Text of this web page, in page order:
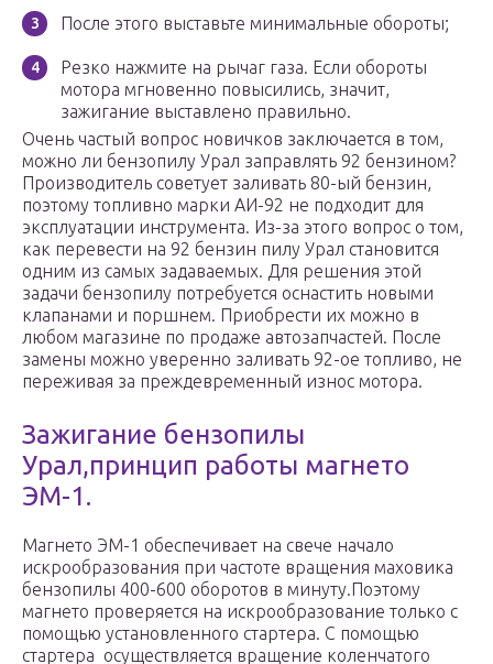
После этого выставьте минимальные обороты;
Резко нажмите на рычаг газа. Если обороты
мотора мгновенно повысились, значит,
зажигание выставлено правильно.
Очень частый вопрос новичков заключается в том,
можно ли бензопилу Урал заправлять 92 бензином?
Производитель советует заливать 80-ый бензин,
поэтому топливно марки АИ-92 не подходит для
эксплуатации инструмента. Из-за этого вопрос о том,
как перевести на 92 бензин пилу Урал становится
одним из самых задаваемых. Для решения этой
задачи бензопилу потребуется оснастить новыми
клапанами и поршнем. Приобрести их можно в
любом магазине по продаже автозапчастей. После
замены можно уверенно заливать 92-ое топливо, не
переживая за преждевременный износ мотора.
Зажигание бензопилы
Урал,принцип работы магнето
ЭМ-1.
Магнето ЭМ-1 обеспечивает на свече начало
искрообразования при частоте вращения маховика
бензопилы 400-600 оборотов в минуту.Поэтому
магнето проверяется на искрообразование только с
помощью установленного стартера. С помощью
стартера осуществляется вращение коленчатого